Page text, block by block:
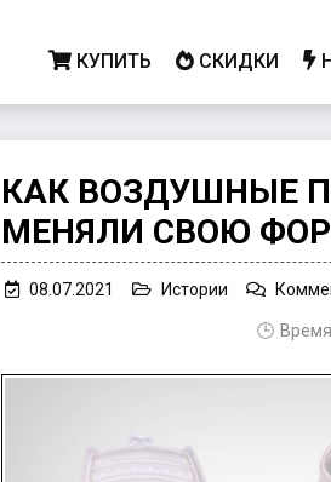
КУПИТЬ СКИДКИ
КАК ВОЗДУШНЫЕ
МЕНЯЛИ СВОЮ
08.07.2021 Истории
🕒